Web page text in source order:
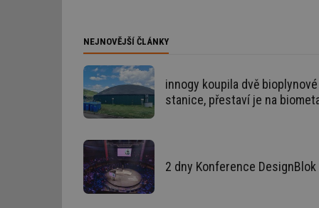
NEJNOVĚJŠÍ ČLÁNKY
innogy koupila dvě bioplynové
stanice, přestaví je na
2 dny Konference DesignBlok
_dc_gtm_UA-